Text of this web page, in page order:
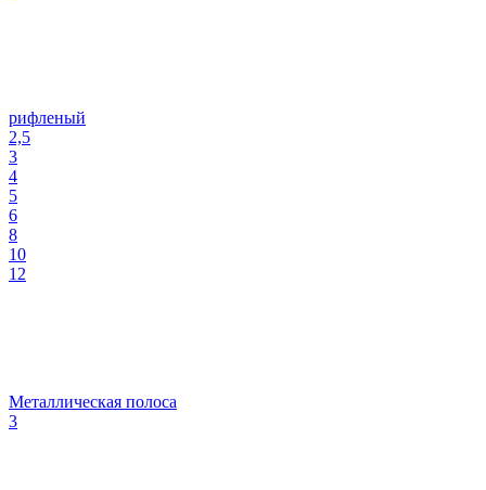
рифленый
2,5
3
4
5
6
8
10
12
Металлическая полоса
3